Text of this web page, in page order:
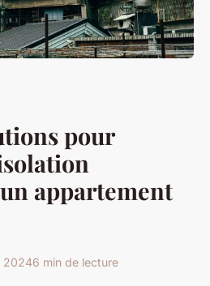
pour
appartement
20246 min de lecture